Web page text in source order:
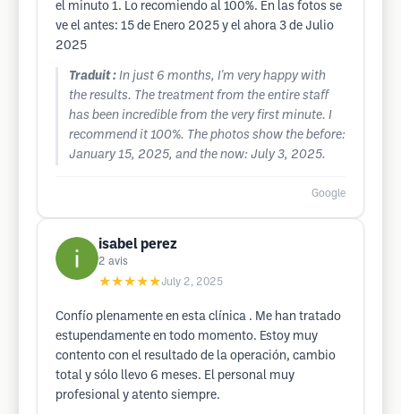
el minuto 1. Lo recomiendo al 100%. En las fotos se
ve el antes: 15 de Enero 2025 y el ahora 3 de Julio
2025
Traduit : In just 6 months, I'm very happy with
the results. The treatment from the entire staff
has been incredible from the very first minute. I
recommend it 100%. The photos show the before:
January 15, 2025, and the now: July 3, 2025.
Google
isabel perez
2 avis
★★★★★July 2, 2025
Confío plenamente en esta clínica . Me han tratado
estupendamente en todo momento. Estoy muy
contento con el resultado de la operación, cambio
total y sólo llevo 6 meses. El personal muy
profesional y atento siempre.